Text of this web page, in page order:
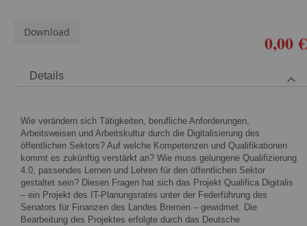
0,00 €
Download
Details
Wie verändern sich Tätigkeiten, berufliche Anforderungen,
Arbeitsweisen und Arbeitskultur durch die Digitalisierung des
öffentlichen Sektors? Auf welche Kompetenzen und Qualifikationen
kommt es zukünftig verstärkt an? Wie muss gelungene Qualifizierung
4.0, passendes Lernen und Lehren für den öffentlichen Sektor
gestaltet sein? Diesen Fragen hat sich das Projekt Qualifica Digitalis
– ein Projekt des IT-Planungsrates unter der Federführung des
Senators für Finanzen des Landes Bremen – gewidmet. Die
Bearbeitung des Projektes erfolgte durch das Deutsche